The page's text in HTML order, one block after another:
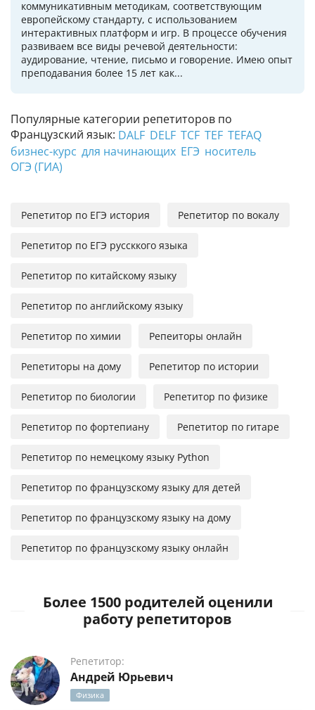
Популярные категории репетиторов по
Французский язык: DALF DELF TCF TEF TEFAQ
бизнес-курс для начинающих ЕГЭ носитель
ОГЭ (ГИА)
коммуникативным методикам, соответствующим
европейскому стандарту, с использованием
интерактивных платформ и игр. В процессе обучения
развиваем все виды речевой деятельности:
аудирование, чтение, письмо и говорение. Имею опыт
преподавания более 15 лет как...
Репетитор по ЕГЭ история Репетитор по вокалу
Репетитор по ЕГЭ руссккого языка
Репетитор по китайскому языку
Репетитор по английскому языку
Репетитор по химии Репеиторы онлайн
Репетиторы на дому Репетитор по истории
Репетитор по биологии Репетитор по физике
Репетитор по фортепиану Репетитор по гитаре
Репетитор по немецкому языку Python
Репетитор по французскому языку для детей
Репетитор по французскому языку на дому
Репетитор по французскому языку онлайн
Более 1500 родителей оценили
работу репетиторов
Репетитор:
Андрей Юрьевич
Физика